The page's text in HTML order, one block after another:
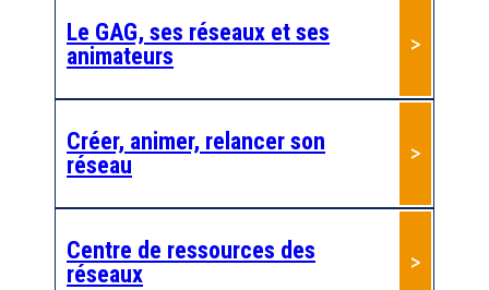
Anim'retraite
Anim'âge 22
22100 DINAN
36270 EGUZON
Le GAG, ses réseaux et ses
animateurs
Créer, animer, relancer son
réseau
Centre de ressources des
réseaux